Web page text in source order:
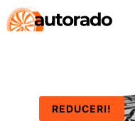
REDUCERI!